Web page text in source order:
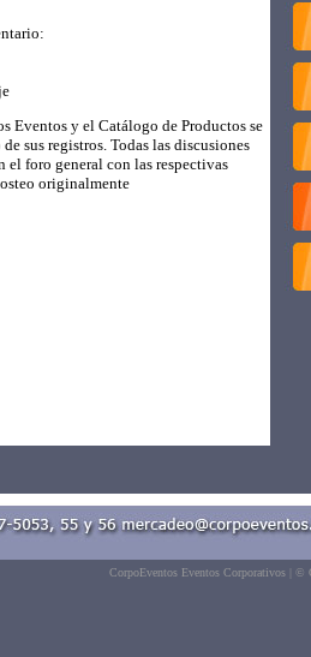
Eventos y el Catálogo de Productos se
sus registros. Todas las discusiones
el foro general con las respectivas
originalmente
CorpoEventos Eventos Corporativos | ©